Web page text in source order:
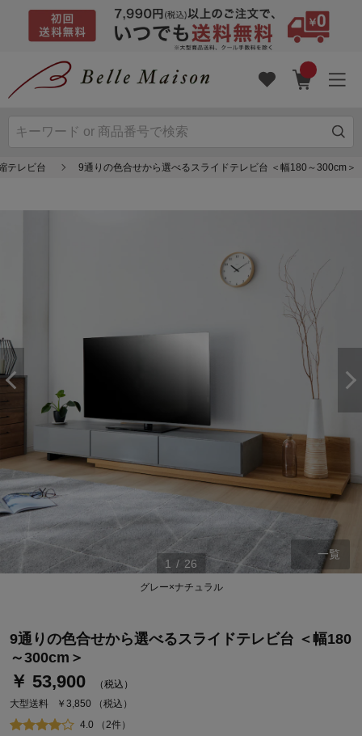
テレビ台 9通りの色合せから選べるスライドテレビ台 ＜幅180～300cm＞
グレー×ナチュラル
1 / 26
一覧
9通りの色合せから選べるスライドテレビ台 ＜幅180
～300cm＞
￥ 53,900
（税込）
大型送料
￥3,850
（税込）
4.0 （2件）
ステージが上がれば送料無料・返品引取無料！
ベルメゾンご優待サービスについて
即時入会なら更に500円OFFクーポンプレゼント